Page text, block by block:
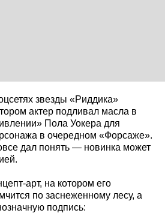
звезды «Риддика»
актер подливал масла в
Пола Уокера для
в очередном «Форсаже».
дал понять — новинка может
арт, на котором его
по заснеженному лесу, а
подпись: